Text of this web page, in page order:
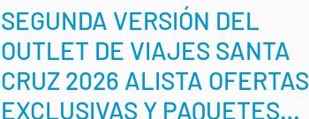
ventas de la marca en Bolivia, se convirtió en el
primero en ser remodelado integralmen
SEGUNDA VERSIÓN DEL
OUTLET DE VIAJES SANTA
CRUZ 2026 ALISTA OFERTAS
EXCLUSIVAS Y PAQUETES